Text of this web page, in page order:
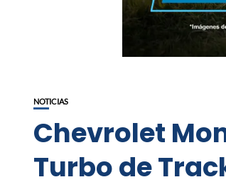
NOTICIAS
Chevrolet
Turbo de